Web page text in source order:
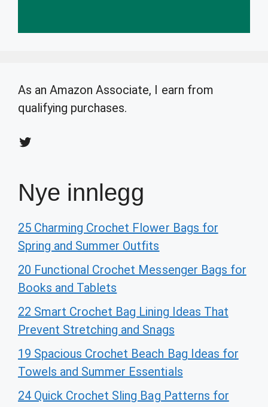
As an Amazon Associate, I earn from
qualifying purchases.
Twitter
Nye innlegg
25 Charming Crochet Flower Bags for
Spring and Summer Outfits
20 Functional Crochet Messenger Bags for
Books and Tablets
22 Smart Crochet Bag Lining Ideas That
Prevent Stretching and Snags
19 Spacious Crochet Beach Bag Ideas for
Towels and Summer Essentials
24 Quick Crochet Sling Bag Patterns for